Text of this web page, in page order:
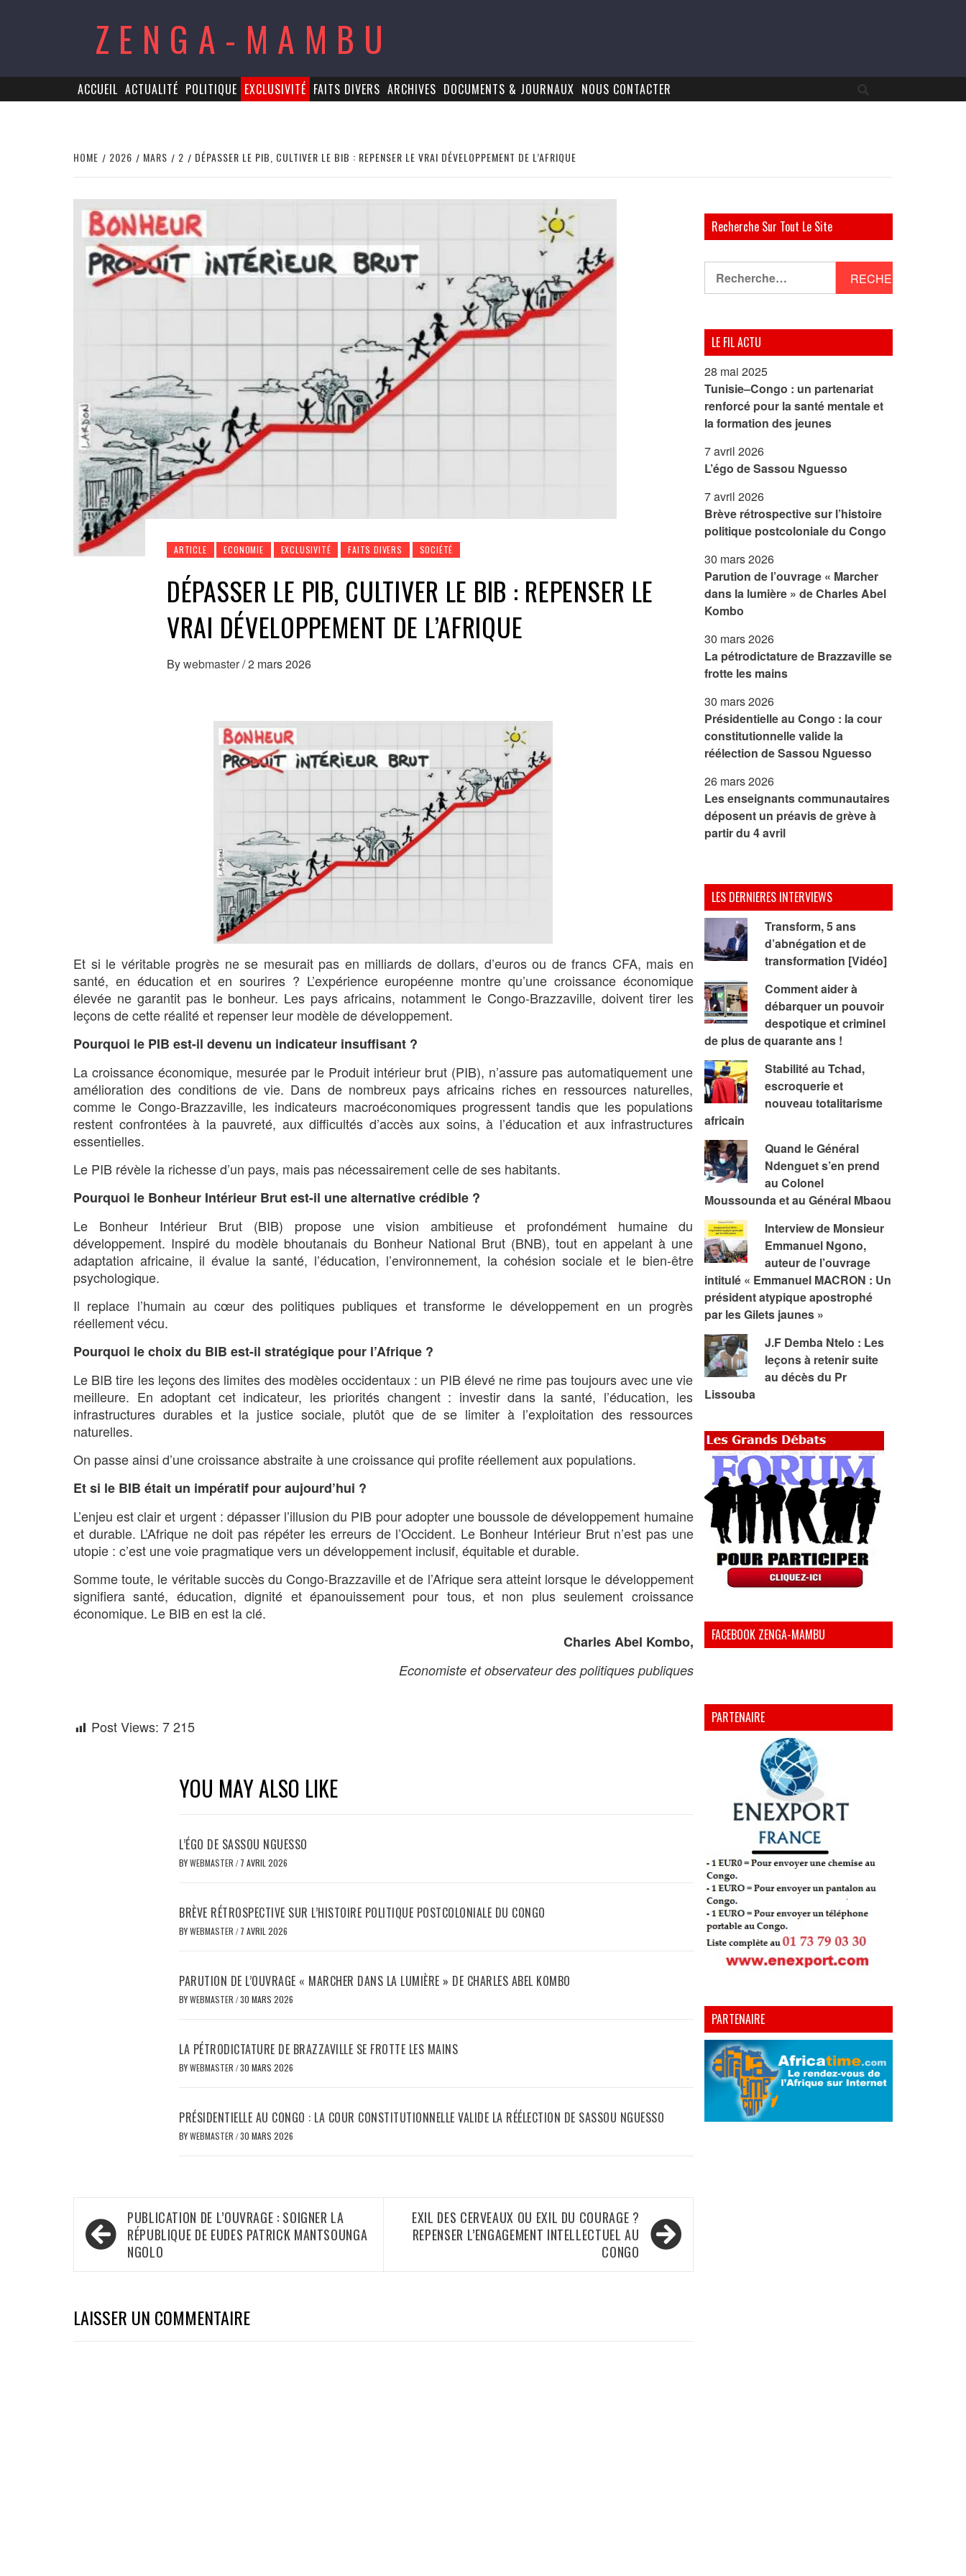
ZENGA-MAMBU
ACCUEIL ACTUALITÉ POLITIQUE EXCLUSIVITÉ FAITS DIVERS ARCHIVES DOCUMENTS & JOURNAUX NOUS CONTACTER
HOME 2026 MARS 2 DÉPASSER LE PIB, CULTIVER LE BIB : REPENSER LE VRAI DÉVELOPPEMENT DE L’AFRIQUE
ARTICLE ECONOMIE EXCLUSIVITÉ FAITS DIVERS SOCIÉTÉ
DÉPASSER LE PIB, CULTIVER LE BIB : REPENSER LE
VRAI DÉVELOPPEMENT DE L’AFRIQUE
Bywebmaster/2 mars 2026
Et si le véritable progrès ne se mesurait pas en milliards de dollars, d’euros ou de francs CFA, mais en
santé, en éducation et en sourires ? L’expérience européenne montre qu’une croissance économique
élevée ne garantit pas le bonheur. Les pays africains, notamment le Congo-Brazzaville, doivent tirer les
leçons de cette réalité et repenser leur modèle de développement.
Pourquoi le PIB est-il devenu un indicateur insuffisant ?
La croissance économique, mesurée par le Produit intérieur brut (PIB), n’assure pas automatiquement une
amélioration des conditions de vie. Dans de nombreux pays africains riches en ressources naturelles,
comme le Congo-Brazzaville, les indicateurs macroéconomiques progressent tandis que les populations
restent confrontées à la pauvreté, aux difficultés d’accès aux soins, à l’éducation et aux infrastructures
essentielles.
Le PIB révèle la richesse d’un pays, mais pas nécessairement celle de ses habitants.
Pourquoi le Bonheur Intérieur Brut est-il une alternative crédible ?
Le Bonheur Intérieur Brut (BIB) propose une vision ambitieuse et profondément humaine du
développement. Inspiré du modèle bhoutanais du Bonheur National Brut (BNB), tout en appelant à une
adaptation africaine, il évalue la santé, l’éducation, l’environnement, la cohésion sociale et le bien-être
psychologique.
Il replace l’humain au cœur des politiques publiques et transforme le développement en un progrès
réellement vécu.
Pourquoi le choix du BIB est-il stratégique pour l’Afrique ?
Le BIB tire les leçons des limites des modèles occidentaux : un PIB élevé ne rime pas toujours avec une vie
meilleure. En adoptant cet indicateur, les priorités changent : investir dans la santé, l’éducation, les
infrastructures durables et la justice sociale, plutôt que de se limiter à l’exploitation des ressources
naturelles.
On passe ainsi d’une croissance abstraite à une croissance qui profite réellement aux populations.
Et si le BIB était un impératif pour aujourd’hui ?
L’enjeu est clair et urgent : dépasser l’illusion du PIB pour adopter une boussole de développement humaine
et durable. L’Afrique ne doit pas répéter les erreurs de l’Occident. Le Bonheur Intérieur Brut n’est pas une
utopie : c’est une voie pragmatique vers un développement inclusif, équitable et durable.
Somme toute, le véritable succès du Congo-Brazzaville et de l’Afrique sera atteint lorsque le développement
signifiera santé, éducation, dignité et épanouissement pour tous, et non plus seulement croissance
économique. Le BIB en est la clé.
Charles Abel Kombo,
Economiste et observateur des politiques publiques
Post Views: 7 215
YOU MAY ALSO LIKE
L’ÉGO DE SASSOU NGUESSO
BYWEBMASTER / 7 AVRIL 2026
BRÈVE RÉTROSPECTIVE SUR L’HISTOIRE POLITIQUE POSTCOLONIALE DU CONGO
BYWEBMASTER / 7 AVRIL 2026
PARUTION DE L’OUVRAGE « MARCHER DANS LA LUMIÈRE » DE CHARLES ABEL KOMBO
BYWEBMASTER /30 MARS 2026
LA PÉTRODICTATURE DE BRAZZAVILLE SE FROTTE LES MAINS
BYWEBMASTER /30 MARS 2026
PRÉSIDENTIELLE AU CONGO : LA COUR CONSTITUTIONNELLE VALIDE LA RÉÉLECTION DE SASSOU NGUESSO
BYWEBMASTER /30 MARS 2026
Navigation
de
l’article
PUBLICATION DE L’OUVRAGE : SOIGNER LA
RÉPUBLIQUE DE EUDES PATRICK MANTSOUNGA
NGOLO
EXIL DES CERVEAUX OU EXIL DU COURAGE ?
REPENSER L’ENGAGEMENT INTELLECTUEL AU
CONGO
LAISSER UN COMMENTAIRE
Recherche Sur Tout Le Site
LE FIL ACTU
28 mai 2025
Tunisie–Congo : un partenariat
renforcé pour la santé mentale et
la formation des jeunes
7 avril 2026
L’égo de Sassou Nguesso
7 avril 2026
Brève rétrospective sur l’histoire
politique postcoloniale du Congo
30 mars 2026
Parution de l’ouvrage « Marcher
dans la lumière » de Charles Abel
Kombo
30 mars 2026
La pétrodictature de Brazzaville se
frotte les mains
30 mars 2026
Présidentielle au Congo : la cour
constitutionnelle valide la
réélection de Sassou Nguesso
26 mars 2026
Les enseignants communautaires
déposent un préavis de grève à
partir du 4 avril
LES DERNIERES INTERVIEWS
Transform, 5 ans
d’abnégation et de
transformation [Vidéo]
Comment aider à
débarquer un pouvoir
despotique et criminel
de plus de quarante ans !
Stabilité au Tchad,
escroquerie et
nouveau totalitarisme
africain
Quand le Général
Ndenguet s’en prend
au Colonel
Moussounda et au Général Mbaou
Interview de Monsieur
Emmanuel Ngono,
auteur de l’ouvrage
intitulé « Emmanuel MACRON : Un
président atypique apostrophé
par les Gilets jaunes »
J.F Demba Ntelo : Les
leçons à retenir suite
au décès du Pr
Lissouba
FACEBOOK ZENGA-MAMBU
PARTENAIRE
PARTENAIRE